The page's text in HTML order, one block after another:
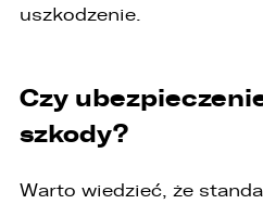
uszkodzenie.
Czy
szkody?
Warto wiedzieć, że
2. Posiadają Państwo
żądania zaprzestania
przenoszenia danych, jak
cofnięcia zgody w
wpływu na zgodność z
jej cofnięciem